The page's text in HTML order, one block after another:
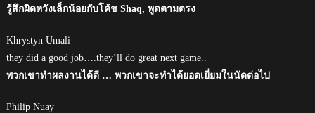
รู้สึกผิดหวังเล็กน้อยกับโค้ช Shaq, พูดตามตรง
Khrystyn Umali
they did a good job….they’ll do great next game..
พวกเขาทำผลงานได้ดี … พวกเขาจะทำได้ยอดเยี่ยมในนัดต่อไป
Philip Nuay